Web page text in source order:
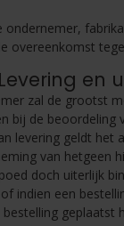
ondernemer,
overeenkomst
en
zal de grootst
bij de beoordeling
levering geldt het
van hetgeen
doch uiterlijk
indien een
bestelling